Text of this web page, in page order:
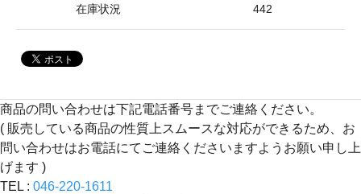
在庫状況 442
商品の問い合わせは下記電話番号までご連絡ください。
( 販売している商品の性質上スムースな対応ができるため、お
問い合わせはお電話にてご連絡くださいますようお願い申し上
げます )
TEL : 046-220-1611